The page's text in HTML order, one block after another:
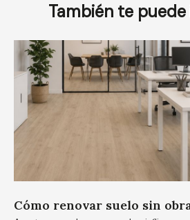
También te
Cómo renovar suelo sin